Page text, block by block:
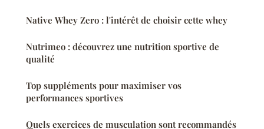
Native Whey Zero : l'intérêt de choisir cette whey
Nutrimeo : découvrez une nutrition sportive de
qualité
Top suppléments pour maximiser vos
performances sportives
Quels exercices de musculation sont recommandés